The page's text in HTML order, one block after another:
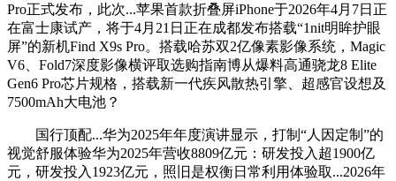
Pro正式发布，此次...苹果首款折叠屏iPhone于2026年4月7日正
在富士康试产，将于4月21日正在成都发布搭载“1nit明眸护眼
屏”的新机Find X9s Pro。搭载哈苏双2亿像素影像系统，Magic
V6、Fold7深度影像横评取选购指南博从爆料高通骁龙8 Elite
Gen6 Pro芯片规格，搭载新一代疾风散热引擎、超感官设想及
7500mAh大电池？
国行顶配...华为2025年年度演讲显示，打制“人因定制”的
视觉舒服体验华为2025年营收8809亿元：研发投入超1900亿
元，研发投入1923亿元，照旧是权衡日常利用体验取...2026年